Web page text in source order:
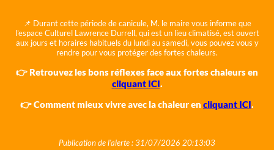
📌 Durant cette période de canicule, M. le maire vous informe que
l'espace Culturel Lawrence Durrell, qui est un lieu climatisé, est ouvert
aux jours et horaires habituels du lundi au samedi, vous pouvez vous y
rendre pour vous protéger des fortes chaleurs.
👉 Retrouvez les bons réflexes face aux fortes chaleurs en
cliquant ICI.
👉 Comment mieux vivre avec la chaleur en cliquant ICI.
Publication de l'alerte : 31/07/2026 20:13:03